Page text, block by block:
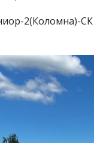
2(Коломна)-СК